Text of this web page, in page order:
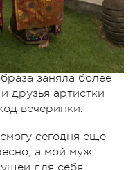
заняла более
друзья артистки
вечеринки.
сегодня еще
а мой муж
для себя